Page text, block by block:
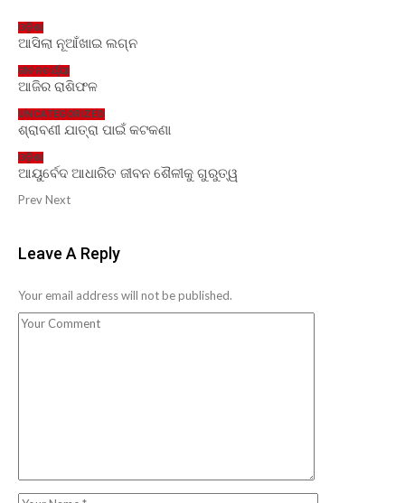
ଓଡ଼ିଶା
ଆସିଲା ନୂଆଁଖାଇ ଲଗ୍ନ
ଜୀବନଚର୍ଯ୍ୟା
ଆଜିର ରାଶିଫଳ
UNCATEGORIZED
ଶ୍ରାବଣୀ ଯାତ୍ରା ପାଇଁ କଟକଣା
ଓଡ଼ିଶା
ଆୟୁର୍ବେଦ ଆଧାରିତ ଜୀବନ ଶୈଳୀକୁ ଗୁରୁତ୍ୱ
PrevNext
Leave A Reply
Your email address will not be published.